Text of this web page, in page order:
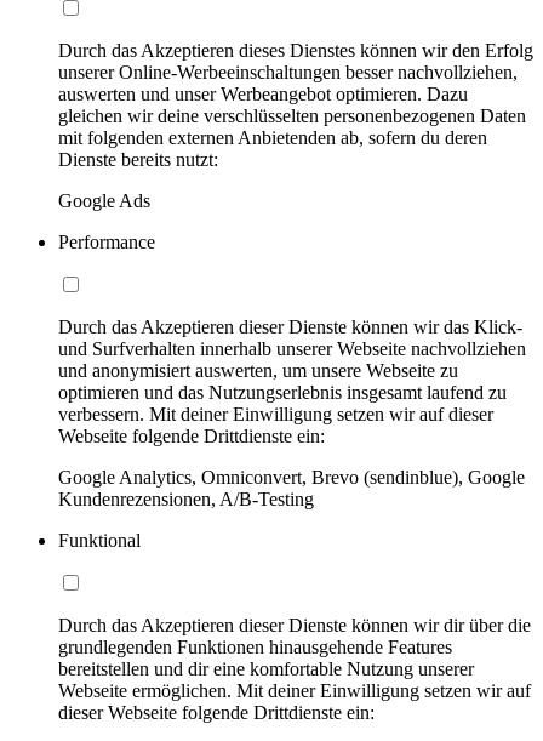
Durch das Akzeptieren dieses Dienstes können wir den Erfolg
unserer Online-Werbeeinschaltungen besser nachvollziehen,
auswerten und unser Werbeangebot optimieren. Dazu
gleichen wir deine verschlüsselten personenbezogenen Daten
mit folgenden externen Anbietenden ab, sofern du deren
Dienste bereits nutzt:
Google Ads
Performance
Durch das Akzeptieren dieser Dienste können wir das Klick-
und Surfverhalten innerhalb unserer Webseite nachvollziehen
und anonymisiert auswerten, um unsere Webseite zu
optimieren und das Nutzungserlebnis insgesamt laufend zu
verbessern. Mit deiner Einwilligung setzen wir auf dieser
Webseite folgende Drittdienste ein:
Google Analytics, Omniconvert, Brevo (sendinblue), Google
Kundenrezensionen, A/B-Testing
Funktional
Durch das Akzeptieren dieser Dienste können wir dir über die
grundlegenden Funktionen hinausgehende Features
bereitstellen und dir eine komfortable Nutzung unserer
Webseite ermöglichen. Mit deiner Einwilligung setzen wir auf
dieser Webseite folgende Drittdienste ein: